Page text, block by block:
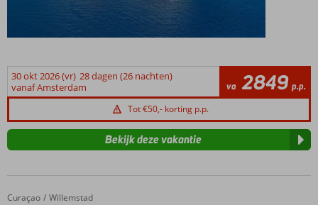
30 okt 2026 (vr) 28 dagen (26 nachten)
vanaf Amsterdam
va 2849 p.p.
Tot €50,- korting p.p.
Bekijk deze vakantie
Home
Curaçao Willemstad
Cruise Curaçao en Caribische Parels incl. verlenging 4* All Inclusive hotel